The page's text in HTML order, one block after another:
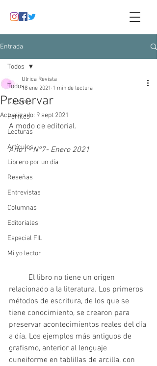
Entrada
Todos
Clásicos
Perfiles
Lecturas
Artículos
Librero por un día
Reseñas
Entrevistas
Columnas
Editoriales
Especial FIL
Mi yo lector
Todos
Preservar
Ulrica Revista
18 ene 2021 1 min de lectura
Actualizado: 9 sept 2021
A modo de editorial.
Año I - N°7- Enero 2021
relacionado a la literatura. Los primeros
métodos de escritura, de los que se
tiene conocimiento, se crearon para
preservar acontecimientos reales del día
a día. Los ejemplos más antiguos de
grafismo, anterior al lenguaje
cuneiforme en tablillas de arcilla, con